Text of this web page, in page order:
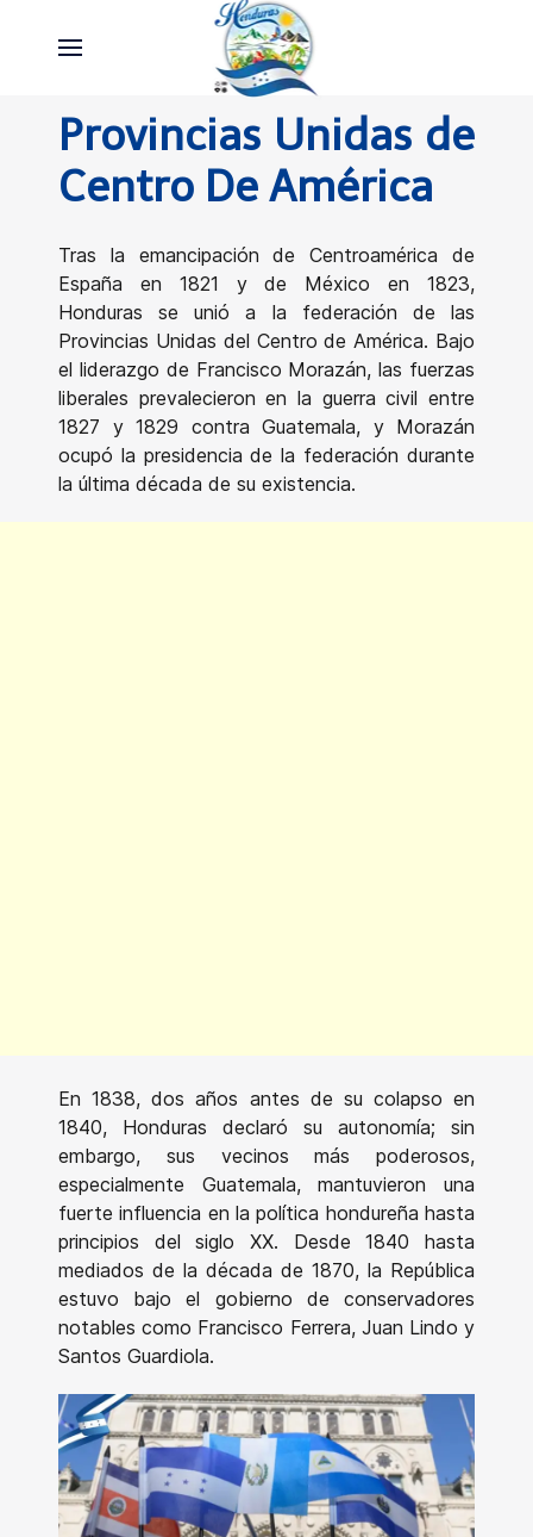
Provincias Unidas de
Centro De América
Tras la emancipación de Centroamérica de
España en 1821 y de México en 1823,
Honduras se unió a la federación de las
Provincias Unidas del Centro de América. Bajo
el liderazgo de Francisco Morazán, las fuerzas
liberales prevalecieron en la guerra civil entre
1827 y 1829 contra Guatemala, y Morazán
ocupó la presidencia de la federación durante
la última década de su existencia.
En 1838, dos años antes de su colapso en
1840, Honduras declaró su autonomía; sin
embargo, sus vecinos más poderosos,
especialmente Guatemala, mantuvieron una
fuerte influencia en la política hondureña hasta
principios del siglo XX. Desde 1840 hasta
mediados de la década de 1870, la República
estuvo bajo el gobierno de conservadores
notables como Francisco Ferrera, Juan Lindo y
Santos Guardiola.